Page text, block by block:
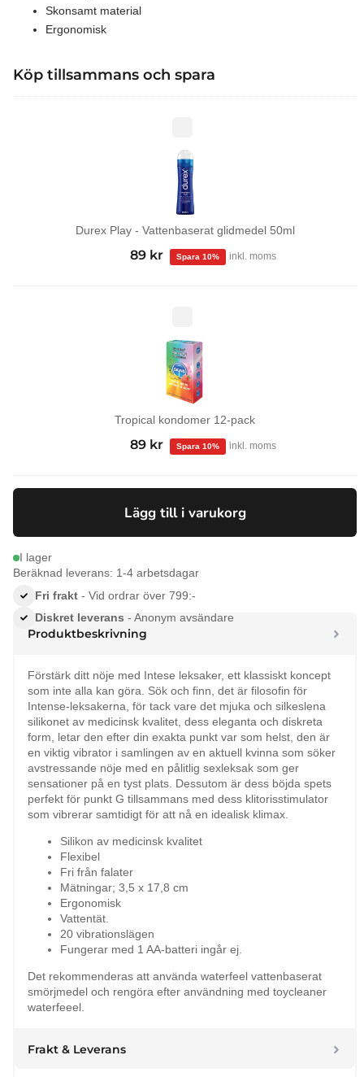
Skonsamt material
Ergonomisk
Köp tillsammans och spara
Vattenbaserat
glidmedel
50ml
Durex Play - Vattenbaserat glidmedel 50ml
Det
priset
89 kr
Det
priset
inkl. moms
pack
Tropical kondomer 12-pack
Det
priset
99 kr.
89 kr
Det
priset
89 kr.
inkl. moms
Lägg till i varukorg
I lager
Beräknad leverans: 1-4 arbetsdagar
Fri frakt - Vid ordrar över 799:-
Diskret leverans - Anonym avsändare
Produktbeskrivning
Förstärk ditt nöje med Intese leksaker, ett klassiskt koncept
som inte alla kan göra. Sök och finn, det är filosofin för
Intense-leksakerna, för tack vare det mjuka och silkeslena
silikonet av medicinsk kvalitet, dess eleganta och diskreta
form, letar den efter din exakta punkt var som helst, den är
en viktig vibrator i samlingen av en aktuell kvinna som söker
avstressande nöje med en pålitlig sexleksak som ger
sensationer på en tyst plats. Dessutom är dess böjda spets
perfekt för punkt G tillsammans med dess klitorisstimulator
som vibrerar samtidigt för att nå en idealisk klimax.
Silikon av medicinsk kvalitet
Flexibel
Fri från falater
Mätningar; 3,5 x 17,8 cm
Ergonomisk
Vattentät.
20 vibrationslägen
Fungerar med 1 AA-batteri ingår ej.
Det rekommenderas att använda waterfeel vattenbaserat
smörjmedel och rengöra efter användning med toycleaner
waterfeeel.
Frakt & Leverans